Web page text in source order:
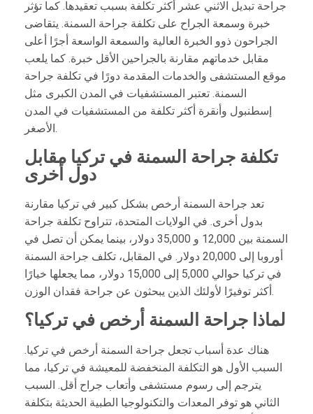
جراحة تبديل الاثني عشر أكثر تكلفة بسبب تعقيدها. كما تؤثر
خبرة وسمعة الجراح على تكلفة جراحة السمنة. يتقاضى
الجراحون ذوو الخبرة العالية والسمعة الواسعة أجرًا أعلى
مقابل خدماتهم مقارنة بالجراحين الأقل خبرة. كما يلعب
موقع المستشفى والخدمات المقدمة دورًا في تكلفة جراحة
السمنة. تعتبر المستشفيات في المدن الكبرى مثل
إسطنبول وأنقرة أكثر تكلفة من المستشفيات في المدن
الأصغر.
تكلفة جراحة السمنة في تركيا مقابل
دول أخرى
تعد جراحة السمنة أرخص بشكل كبير في تركيا مقارنة
بدول أخرى. في الولايات المتحدة، تتراوح تكلفة جراحة
السمنة بين 12,000 و 35,000 دولار، بينما يمكن أن تصل في
أوروبا إلى 20,000 دولار. في المقابل، تكلف جراحة السمنة
في تركيا حوالي 5,000 إلى 15,000 دولار، مما يجعلها خيارًا
أكثر توفيرًا لأولئك الذين يبحثون عن جراحة فقدان الوزن.
لماذا جراحة السمنة أرخص في تركيا؟
هناك عدة أسباب تجعل جراحة السمنة أرخص في تركيا.
السبب الأول هو التكلفة المنخفضة للمعيشة في تركيا، مما
يترجم إلى رسوم مستشفى وأتعاب جراح أقل. السبب
الثاني هو توفر المعدات والتكنولوجيا الطبية الحديثة بتكلفة